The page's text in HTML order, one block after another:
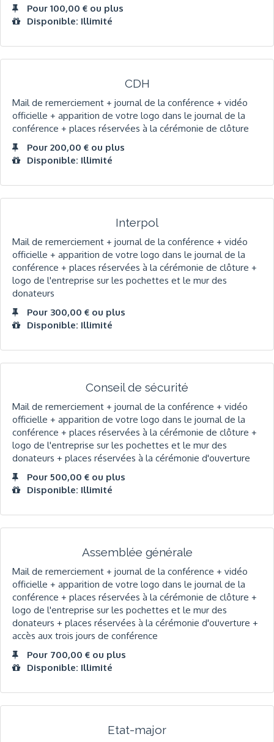
Pour 100,00 € ou plus
Disponible: Illimité
CDH
Mail de remerciement + journal de la conférence + vidéo
officielle + apparition de votre logo dans le journal de la
conférence + places réservées à la cérémonie de clôture
Pour 200,00 € ou plus
Disponible: Illimité
Interpol
Mail de remerciement + journal de la conférence + vidéo
officielle + apparition de votre logo dans le journal de la
conférence + places réservées à la cérémonie de clôture +
logo de l'entreprise sur les pochettes et le mur des
donateurs
Pour 300,00 € ou plus
Disponible: Illimité
Conseil de sécurité
Mail de remerciement + journal de la conférence + vidéo
officielle + apparition de votre logo dans le journal de la
conférence + places réservées à la cérémonie de clôture +
logo de l'entreprise sur les pochettes et le mur des
donateurs + places réservées à la cérémonie d'ouverture
Pour 500,00 € ou plus
Disponible: Illimité
Assemblée générale
Mail de remerciement + journal de la conférence + vidéo
officielle + apparition de votre logo dans le journal de la
conférence + places réservées à la cérémonie de clôture +
logo de l'entreprise sur les pochettes et le mur des
donateurs + places réservées à la cérémonie d'ouverture +
accès aux trois jours de conférence
Pour 700,00 € ou plus
Disponible: Illimité
Etat-major